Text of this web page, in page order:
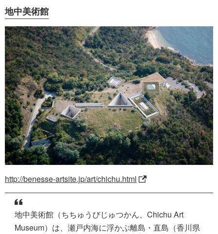
地中美術館
http://benesse-artsite.jp/art/chichu.html
地中美術館（ちちゅうびじゅつかん、Chichu Art
Museum）は、瀬戸内海に浮かぶ離島・直島（香川県